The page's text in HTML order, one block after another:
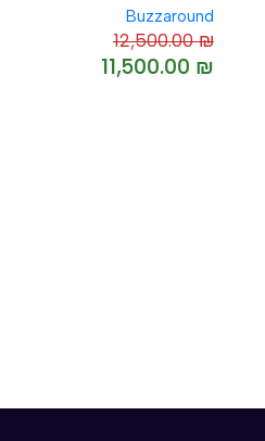
-8%
Buzzaround
12,500.00₪
11,500.00 ₪